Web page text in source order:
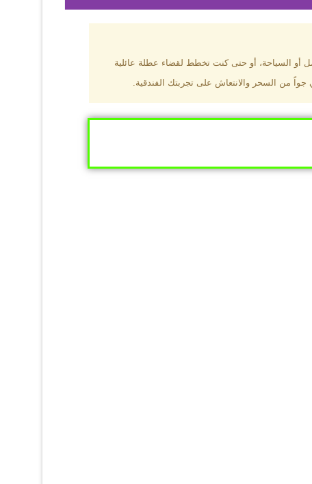
ومطاعم عالمية.
أو السياحة، أو حتى كنت تخطط لقضاء عطلة عائلية
جواً من السحر والانتعاش على تجربتك الفندقية.